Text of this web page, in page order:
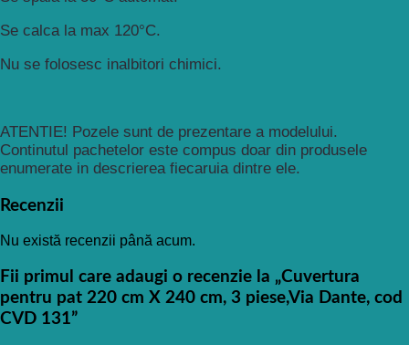
Se calca la max 120°C.
Nu se folosesc inalbitori chimici.
ATENTIE! Pozele sunt de prezentare a modelului.
Continutul pachetelor este compus doar din produsele
enumerate in descrierea fiecaruia dintre ele.
Recenzii
Nu există recenzii până acum.
Fii primul care adaugi o recenzie la „Cuvertura
pentru pat 220 cm X 240 cm, 3 piese,Via Dante, cod
CVD 131”